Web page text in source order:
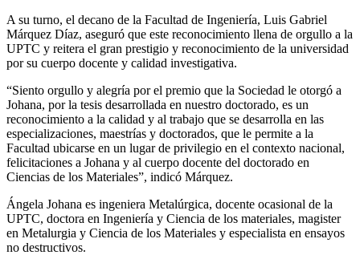
A su turno, el decano de la Facultad de Ingeniería, Luis Gabriel
Márquez Díaz, aseguró que este reconocimiento llena de orgullo a la
UPTC y reitera el gran prestigio y reconocimiento de la universidad
por su cuerpo docente y calidad investigativa.
“Siento orgullo y alegría por el premio que la Sociedad le otorgó a
Johana, por la tesis desarrollada en nuestro doctorado, es un
reconocimiento a la calidad y al trabajo que se desarrolla en las
especializaciones, maestrías y doctorados, que le permite a la
Facultad ubicarse en un lugar de privilegio en el contexto nacional,
felicitaciones a Johana y al cuerpo docente del doctorado en
Ciencias de los Materiales”, indicó Márquez.
Ángela Johana es ingeniera Metalúrgica, docente ocasional de la
UPTC, doctora en Ingeniería y Ciencia de los materiales, magister
en Metalurgia y Ciencia de los Materiales y especialista en ensayos
no destructivos.